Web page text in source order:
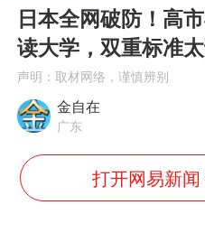
上海
4.2平
国乒
白海
日本全网破防！高
读大学，双重标准太
声明：取材网络，谨慎辨别
金自在
广东
打开网易新